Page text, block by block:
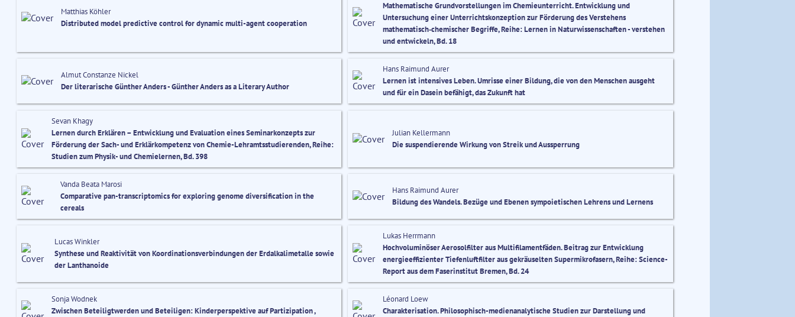
Matthias Köhler
Distributed model predictive control for dynamic multi-agent cooperation
Mathematische Grundvorstellungen im Chemieunterricht. Entwicklung und
Untersuchung einer Unterrichtskonzeption zur Förderung des Verstehens
mathematisch‐chemischer Begriffe, Reihe: Lernen in Naturwissenschaften - verstehen
und entwickeln, Bd. 18
Almut Constanze Nickel
Der literarische Günther Anders - Günther Anders as a Literary Author
Hans Raimund Aurer
Lernen ist intensives Leben. Umrisse einer Bildung, die von den Menschen ausgeht
und für ein Dasein befähigt, das Zukunft hat
Sevan Khagy
Lernen durch Erklären – Entwicklung und Evaluation eines Seminarkonzepts zur
Förderung der Sach- und Erklärkompetenz von Chemie-Lehramtsstudierenden, Reihe:
Studien zum Physik- und Chemielernen, Bd. 398
Julian Kellermann
Die suspendierende Wirkung von Streik und Aussperrung
Vanda Beata Marosi
Comparative pan-transcriptomics for exploring genome diversification in the
cereals
Hans Raimund Aurer
Bildung des Wandels. Bezüge und Ebenen sympoietischen Lehrens und Lernens
Lucas Winkler
Synthese und Reaktivität von Koordinationsverbindungen der Erdalkalimetalle sowie
der Lanthanoide
Lukas Herrmann
Hochvoluminöser Aerosolfilter aus Multifilamentfäden. Beitrag zur Entwicklung
energieeffizienter Tiefenluftfilter aus gekräuselten Supermikrofasern, Reihe: Science-
Report aus dem Faserinstitut Bremen, Bd. 24
Sonja Wodnek
Zwischen Beteiligtwerden und Beteiligen: Kinderperspektive auf Partizipation ,
Léonard Loew
Charakterisation. Philosophisch-medienanalytische Studien zur Darstellung und